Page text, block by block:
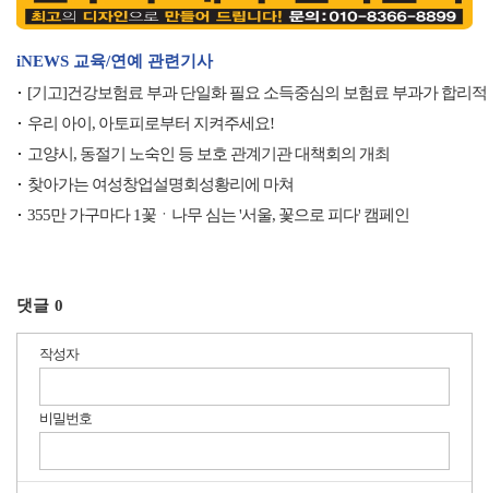
iNEWS 교육/연예 관련기사
[기고]건강보험료 부과 단일화 필요 소득중심의 보험료 부과가 합리적
우리 아이, 아토피로부터 지켜주세요!
고양시, 동절기 노숙인 등 보호 관계기관 대책회의 개최
찾아가는 여성창업설명회성황리에 마쳐
355만 가구마다 1꽃ㆍ나무 심는 '서울, 꽃으로 피다' 캠페인
댓글 0
작성자
비밀번호